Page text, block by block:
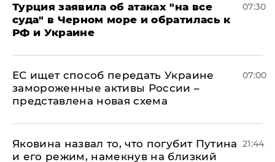
Турция заявила об атаках "на все
суда" в Черном море и обратилась к
РФ и Украине
07:30
ЕС ищет способ передать Украине
замороженные активы России –
представлена новая схема
07:00
Яковина назвал то, что погубит Путина
и его режим, намекнув на близкий
21:44